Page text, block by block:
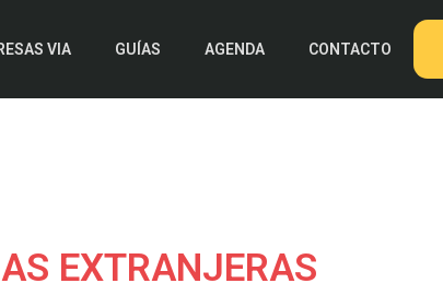
VIA GUÍAS AGENDA CONTACTO
EXTRANJERAS